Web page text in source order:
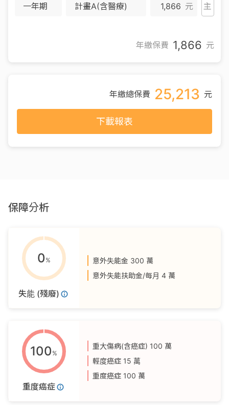
一年期 計畫A(含醫療) 1,866 元 主
年繳保費 1,866 元
年繳總保費 25,213 元
下載報表
保障分析
0 %
失能 (殘廢)
意外失能金 300 萬
意外失能扶助金/每月 4 萬
100 %
重度癌症
重大傷病(含癌症) 100 萬
輕度癌症 15 萬
重度癌症 100 萬